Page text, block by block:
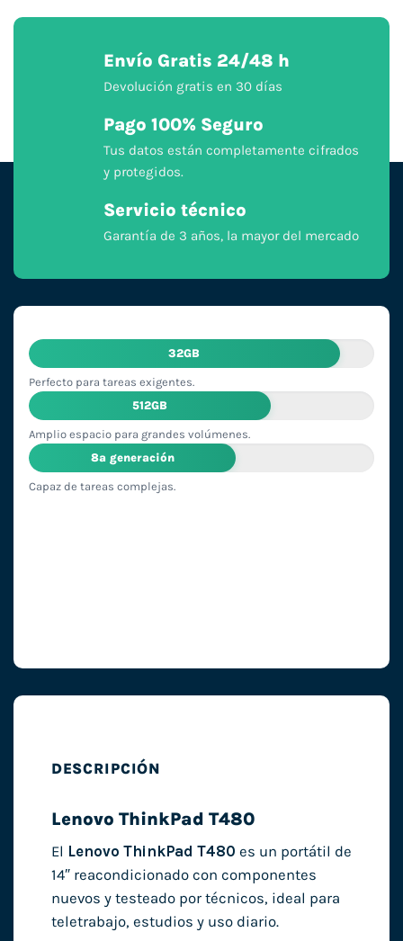
Envío Gratis 24/48 h
Devolución gratis en 30 días
Pago 100% Seguro
Tus datos están completamente cifrados
y protegidos.
Servicio técnico
Garantía de 3 años, la mayor del mercado
32GB
Perfecto para tareas exigentes.
512GB
Amplio espacio para grandes volúmenes.
8ª generación
Capaz de tareas complejas.
DESCRIPCIÓN
Lenovo ThinkPad T480
El Lenovo ThinkPad T480 es un portátil de
14″ reacondicionado con componentes
nuevos y testeado por técnicos, ideal para
teletrabajo, estudios y uso diario.